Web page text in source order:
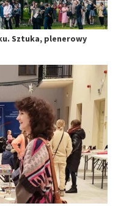
Sztuka, plenerowy